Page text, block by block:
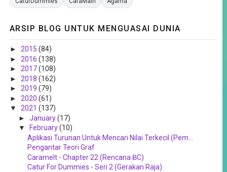
ARSIP BLOG UNTUK MENGUASAI DUNIA
► 2015 (84)
► 2016 (138)
► 2017(108)
► 2018 (162)
► 2019 (79)
► 2020 (61)
▼ 2021 (137)
► January(17)
▼
February(10)
Aplikasi Turunan Untuk Mencari Nilai Terkecil (Pem...
Pengantar Teori Graf
Caramelt - Chapter 22 (Rencana ɃC)
Catur For Dummies - Seri 2 (Gerakan Raja)